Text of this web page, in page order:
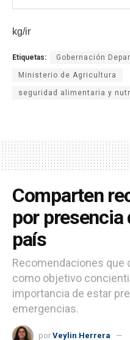
kg/ir
Etiquetas: Gobernación
Ministerio de Agricultura
seguridad alimentaria y
Comparten
por presencia
país
Recomendaciones que
como objetivo
importancia de estar
emergencias.
por Veylin Herrera